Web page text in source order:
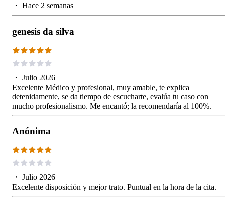
・ Hace 2 semanas
genesis da silva
・ Julio 2026
Excelente Médico y profesional, muy amable, te explica
detenidamente, se da tiempo de escucharte, evalúa tu caso con
mucho profesionalismo. Me encantó; la recomendaría al 100%.
Anónima
・ Julio 2026
Excelente disposición y mejor trato. Puntual en la hora de la cita.